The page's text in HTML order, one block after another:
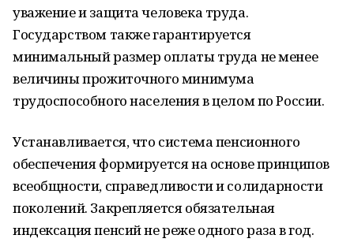
уважение и защита человека труда.
Государством также гарантируется
минимальный размер оплаты труда не менее
величины прожиточного минимума
трудоспособного населения в целом по России.
Устанавливается, что система пенсионного
обеспечения формируется на основе принципов
всеобщности, справедливости и солидарности
поколений. Закрепляется обязательная
индексация пенсий не реже одного раза в год.